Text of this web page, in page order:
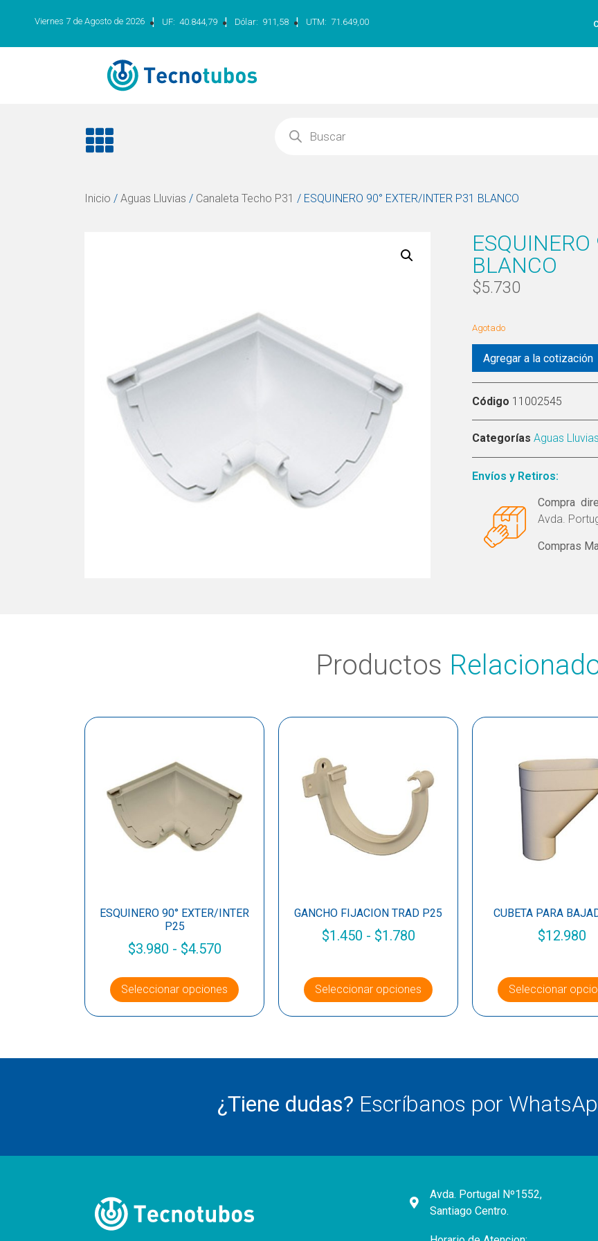
Viernes 7 de Agosto de 2026 | UF: 40.844,79 | Dólar: 911,58 | UTM: 71.649,00
Inicio / Aguas Lluvias / Canaleta Techo P31 / ESQUINERO 90° EXTER/INTER P31 BLANCO
BLANCO
$5.730
Agotado
Agregar a la cotización
Código 11002545
Categorías Aguas Lluvias
Envíos y Retiros:
Compra
Avda.
Compras
Productos
ESQUINERO 90° EXTER/INTER
P25
$3.980 - $4.570
Seleccionar opciones
GANCHO FIJACION TRAD P25
$1.450 - $1.780
Seleccionar opciones
CUBETA PARA
$12.980
Seleccionar
¿Tiene dudas? Escríbanos por
Avda. Portugal Nº1552,
Santiago Centro.